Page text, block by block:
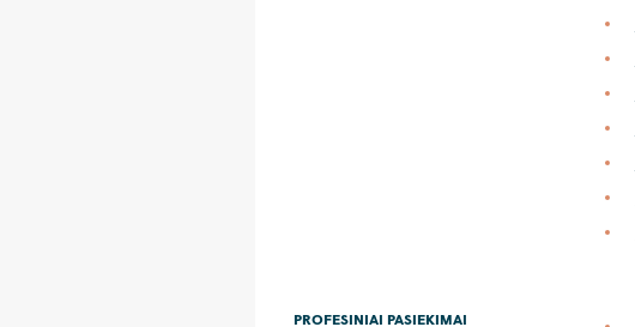
PROFESINIAI PASIEKIMAI